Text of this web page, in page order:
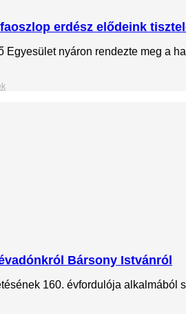
erdész elődeink
Egyesület nyáron rendezte meg a
Bársony Istvánról
160. évfordulója alkalmából